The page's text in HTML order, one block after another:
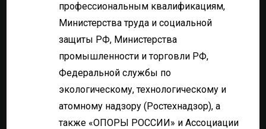
профессиональным квалификациям,
Министерства труда и социальной
защиты РФ, Министерства
промышленности и торговли РФ,
Федеральной службы по
экологическому, технологическому и
атомному надзору (Ростехнадзор), а
также «ОПОРЫ РОССИИ» и Ассоциации